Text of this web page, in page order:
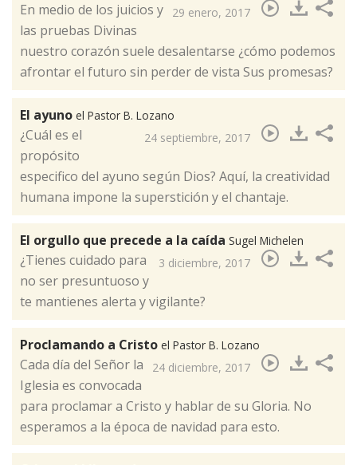
29 enero, 2017
En medio de los juicios y
las pruebas Divinas
nuestro corazón suele desalentarse ¿cómo podemos
afrontar el futuro sin perder de vista Sus promesas? ​
El ayuno el Pastor B. Lozano
24 septiembre, 2017
¿Cuál es el
propósito
especifico del ayuno según Dios? Aquí, la creatividad
humana impone la superstición y el chantaje.​
El orgullo que precede a la caída Sugel Michelen
3 diciembre, 2017
¿Tienes cuidado para
no ser presuntuoso y
te mantienes alerta y vigilante?​
Proclamando a Cristo el Pastor B. Lozano
24 diciembre, 2017
Cada día del Señor la
Iglesia es convocada
para proclamar a Cristo y hablar de su Gloria. No
esperamos a la época de navidad para esto. ​